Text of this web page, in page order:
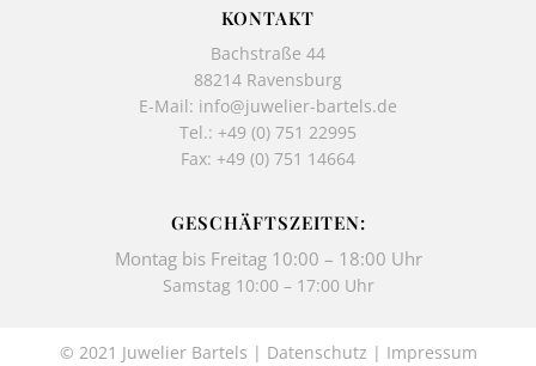
k
-
f
a
KONTAKT
Bachstraße 44
88214 Ravensburg
E-Mail: info@juwelier-bartels.de
Tel.: +49 (0) 751 22995
Fax: +49 (0) 751 14664
GESCHÄFTSZEITEN:
Montag bis Freitag 10:00 – 18:00 Uhr
Samstag 10:00 – 17:00 Uhr
© 2021 Juwelier Bartels | Datenschutz | Impressum